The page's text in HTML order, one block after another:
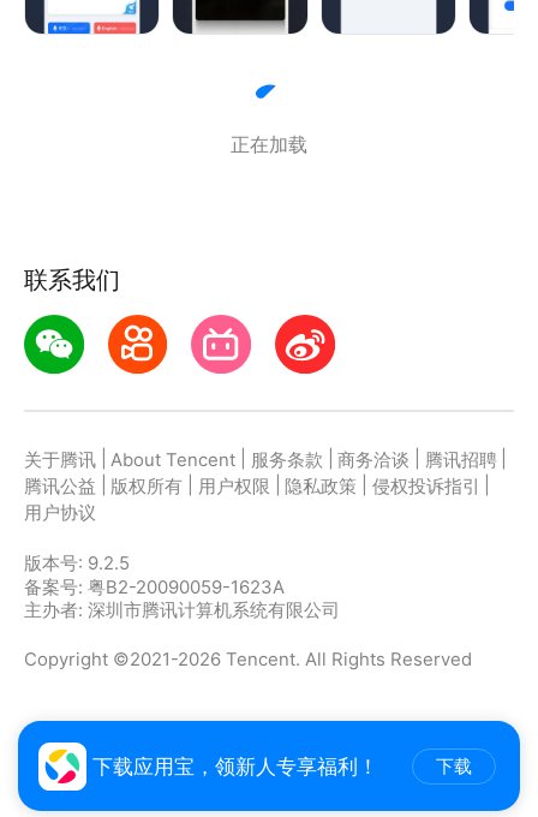
* 【视频翻译 】| 视频全自动翻译，添加双语字幕，影
拍照翻译，结果实时实景呈现，所见即所得，翻译路
翻译。并支持词典，您学习工作的得力帮手
* 【录音转换文字】|边录音边转文字，能满足各类工
* 【文档文件翻译】|整页翻译本地
word/pdf/ppt/txt/excel等类型的文件，也可支持以上
* 【英汉词典 | 英语学习必备权威词典翻译。
* 【单词提取 】| 无论中文还是外语，您可以提取单个
正在加载
联系我们
关于腾讯 About Tencent 服务条款 商务洽谈 腾讯招聘
腾讯公益
版权所有 用户权限 隐私政策 侵权投诉指引
用户协议
版本号: 9.2.5
备案号: 粤B2-20090059-1623A
主办者: 深圳市腾讯计算机系统有限公司
Copyright ©2021-2026 Tencent. All Rights Reserved
下载应用宝，领新人专享福利！ 下载